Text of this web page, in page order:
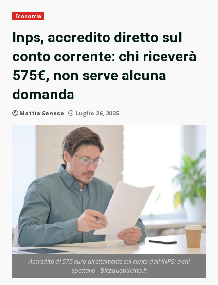
Economia
Inps, accredito diretto sul
conto corrente: chi riceverà
575€, non serve alcuna
domanda
Mattia Senese Luglio 26, 2025
Accredito di 575 euro direttamente sul conto dall'INPS: a chi
spettano - Blitzquotidiano.it